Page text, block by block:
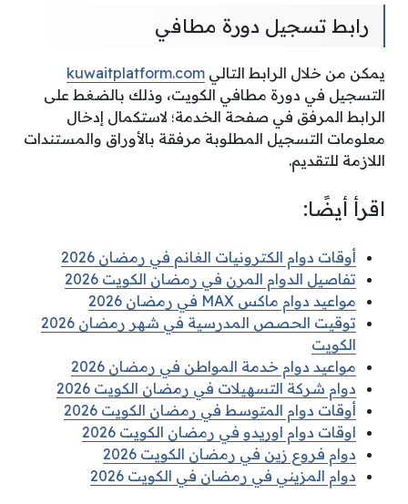
رابط تسجيل دورة مطافي
يمكن من خلال الرابط التالي kuwaitplatform.com
التسجيل في دورة مطافي الكويت، وذلك بالضغط على
الرابط المرفق في صفحة الخدمة؛ لاستكمال إدخال
معلومات التسجيل المطلوبة مرفقة بالأوراق والمستندات
اللازمة للتقديم.
اقرأ أيضًا:
أوقات دوام الكترونيات الغانم في رمضان 2026
تفاصيل الدوام المرن في رمضان الكويت 2026
مواعيد دوام ماكس MAX في رمضان 2026
توقيت الحصص المدرسية في شهر رمضان 2026
الكويت
مواعيد دوام خدمة المواطن في رمضان 2026
دوام شركة التسهيلات في رمضان الكويت 2026
أوقات دوام المتوسط في رمضان الكويت 2026
اوقات دوام اوريدو في رمضان الكويت 2026
دوام فروع زين في رمضان الكويت 2026
دوام المزيني في رمضان في الكويت 2026